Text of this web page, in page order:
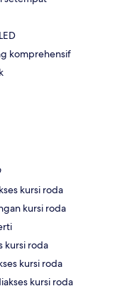
komprehensif
kursi roda
kursi roda
kursi roda
kursi roda
kursi roda